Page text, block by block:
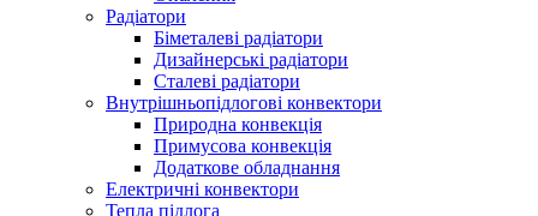
Радіатори
Біметалеві радіатори
Дизайнерські радіатори
Сталеві радіатори
Внутрішньопідлогові конвектори
Природна конвекція
Примусова конвекція
Додаткове обладнання
Електричні конвектори
Тепла підлога